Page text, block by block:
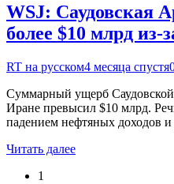
WSJ: Саудовская
более $10 млрд
RT на русском4 месяца спустя
Суммарный ущерб
Иране превысил $10 млрд.
падением нефтяных доходов
Читать далее
1